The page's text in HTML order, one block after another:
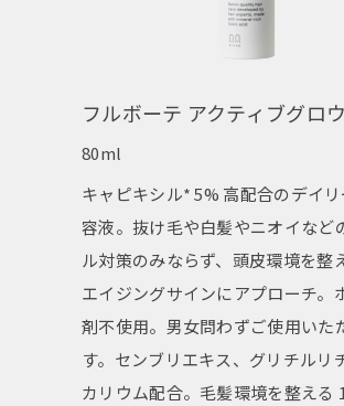
フルボーテ アクティブグロ
80ml
キャピキシル* 5% 高配合のデイ
容液。抜け毛や白髪やニオイなど
ル対策のみならず、頭皮環境を整
エイジングサインにアプローチ。
剤不使用。男女問わずご使用いた
す。センブリエキス、グリチルリ
カリウム配合。毛髪環境を整える